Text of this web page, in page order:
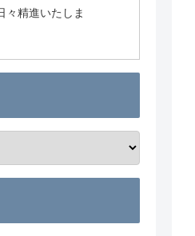
々精進いたしま